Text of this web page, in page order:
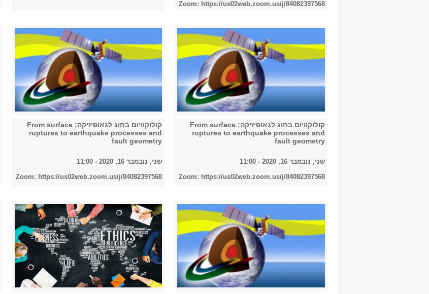
Zoom: https://us02web.zoom.us/j/84082397568
קולוקוויום בחוג לגאופיזיקה: From surface
ruptures to earthquake processes and
fault geometry
שני, נובמבר 16, 2020 - 11:00
Zoom: https://us02web.zoom.us/j/84082397568
קולוקוויום בחוג לגאופיזיקה: From surface
ruptures to earthquake processes and
fault geometry
שני, נובמבר 16, 2020 - 11:00
Zoom: https://us02web.zoom.us/j/84082397568